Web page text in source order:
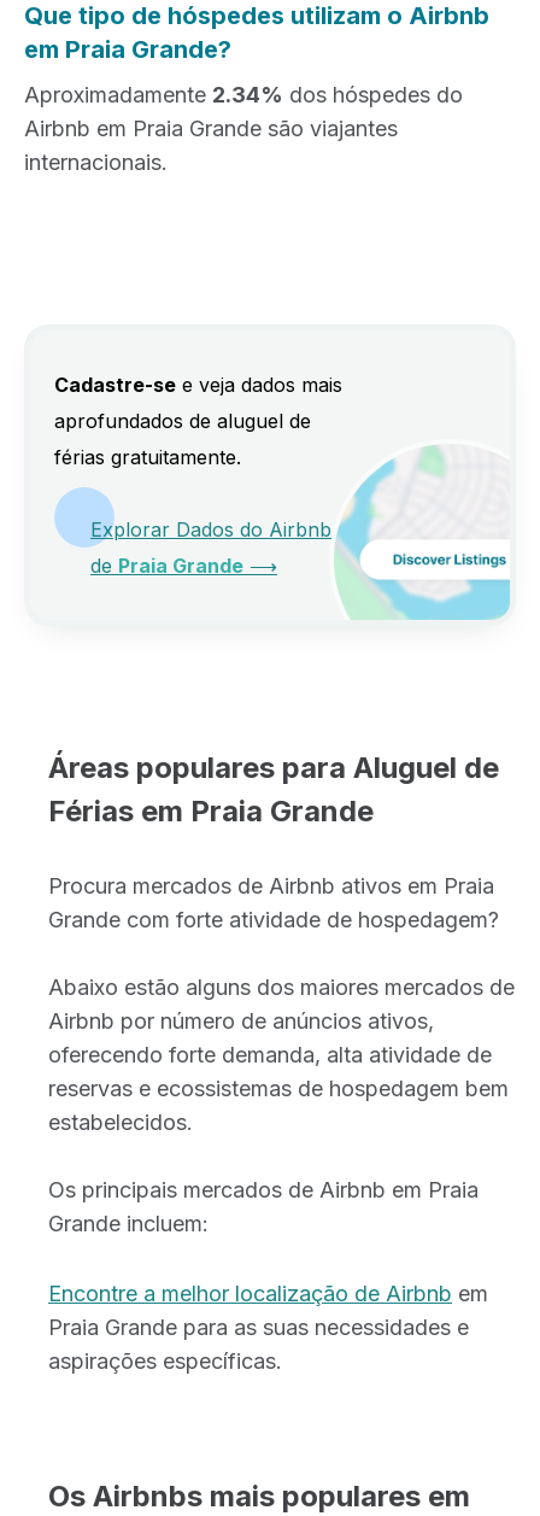
Que tipo de hóspedes utilizam o Airbnb
em Praia Grande?
Aproximadamente 2.34% dos hóspedes do
Airbnb em Praia Grande são viajantes
internacionais.
Cadastre-se e veja dados mais
aprofundados de aluguel de
férias gratuitamente.
Explorar Dados do Airbnb
de Praia Grande ⟶
Áreas populares para Aluguel de
Férias em Praia Grande
Procura mercados de Airbnb ativos em Praia
Grande com forte atividade de hospedagem?
Abaixo estão alguns dos maiores mercados de
Airbnb por número de anúncios ativos,
oferecendo forte demanda, alta atividade de
reservas e ecossistemas de hospedagem bem
estabelecidos.
Os principais mercados de Airbnb em Praia
Grande incluem:
Encontre a melhor localização de Airbnb em
Praia Grande para as suas necessidades e
aspirações específicas.
Os Airbnbs mais populares em